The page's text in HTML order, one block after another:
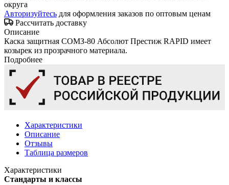
округа
Авторизуйтесь для оформления заказов по оптовым ценам
Рассчитать доставку
Описание
Каска защитная СОМЗ-80 Абсолют Престиж RAPID имеет
козырек из прозрачного материала.
Подробнее
Характеристики
Описание
Отзывы
Таблица размеров
Характеристики
Стандарты и классы